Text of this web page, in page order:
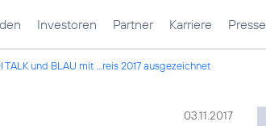
Investoren Partner Karriere Presse
TALK und BLAU mit ...reis 2017 ausgezeichnet
03.11.2017